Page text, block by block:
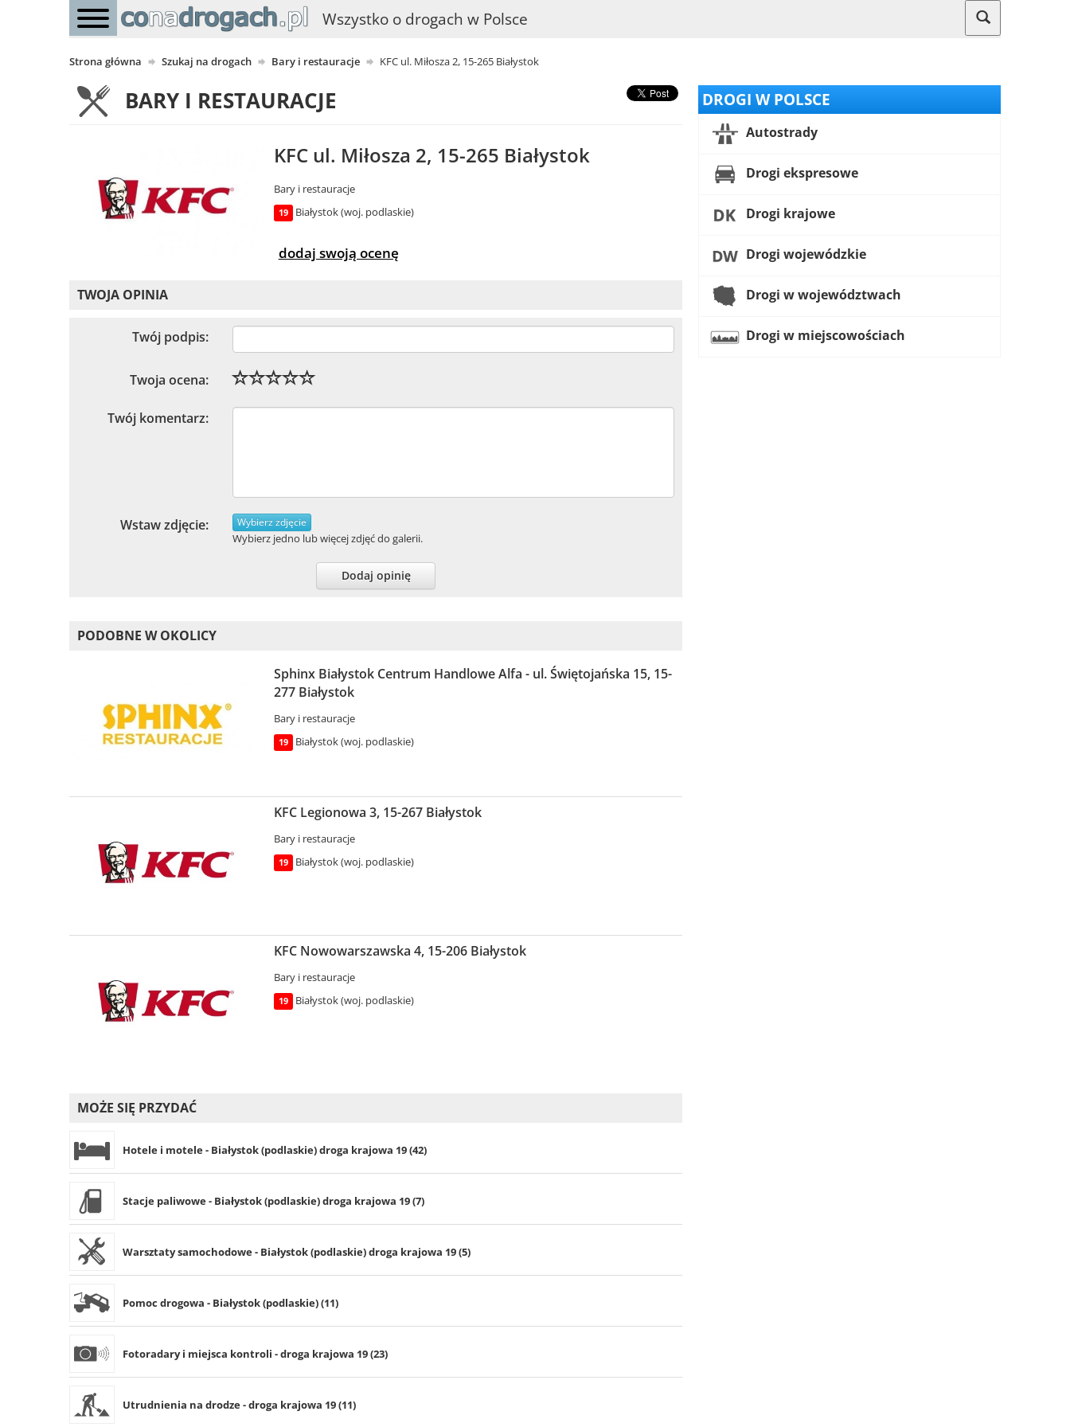
Wszystko o drogach w Polsce
Strona główna Szukaj na drogach Bary i restauracje KFC ul. Miłosza 2, 15-265 Białystok
BARY I RESTAURACJE
KFC ul. Miłosza 2, 15-265 Białystok
Bary i restauracje
19 Białystok (woj. podlaskie)
dodaj swoją ocenę
TWOJA OPINIA
Twój podpis:
Twoja ocena:
Twój komentarz:
Wstaw zdjęcie: Wybierz zdjęcie
Wybierz jedno lub więcej zdjęć do galerii.
Dodaj opinię
PODOBNE W OKOLICY
Sphinx Białystok Centrum Handlowe Alfa - ul. Świętojańska 15, 15-
277 Białystok
Bary i restauracje
19 Białystok (woj. podlaskie)
KFC Legionowa 3, 15-267 Białystok
Bary i restauracje
19 Białystok (woj. podlaskie)
KFC Nowowarszawska 4, 15-206 Białystok
Bary i restauracje
19 Białystok (woj. podlaskie)
MOŻE SIĘ PRZYDAĆ
Hotele i motele - Białystok (podlaskie) droga krajowa 19 (42)
Stacje paliwowe - Białystok (podlaskie) droga krajowa 19 (7)
Warsztaty samochodowe - Białystok (podlaskie) droga krajowa 19 (5)
Pomoc drogowa - Białystok (podlaskie) (11)
Fotoradary i miejsca kontroli - droga krajowa 19 (23)
Utrudnienia na drodze - droga krajowa 19 (11)
DROGI W POLSCE
Autostrady
Drogi ekspresowe
Drogi krajowe
Drogi wojewódzkie
Drogi w województwach
Drogi w miejscowościach